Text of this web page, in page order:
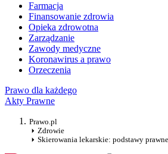
Farmacja
Finansowanie zdrowia
Opieka zdrowotna
Zarządzanie
Zawody medyczne
Koronawirus a prawo
Orzeczenia
Prawo dla każdego
Akty Prawne
Prawo.pl
Zdrowie
Skierowania lekarskie: podstawy